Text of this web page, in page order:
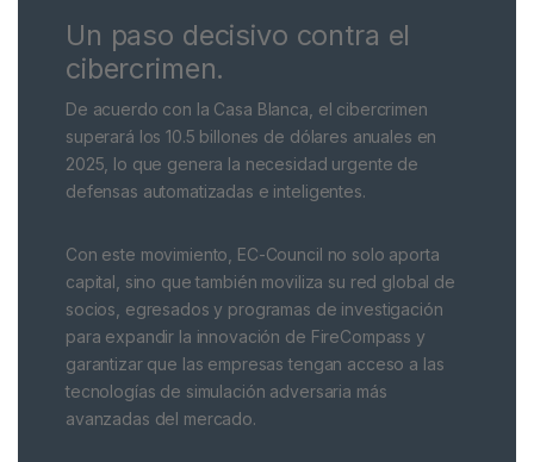
Un paso decisivo contra el
cibercrimen.
De acuerdo con la Casa Blanca, el cibercrimen
superará los 10.5 billones de dólares anuales en
2025, lo que genera la necesidad urgente de
defensas automatizadas e inteligentes.
Con este movimiento, EC-Council no solo aporta
capital, sino que también moviliza su red global de
socios, egresados y programas de investigación
para expandir la innovación de FireCompass y
garantizar que las empresas tengan acceso a las
tecnologías de simulación adversaria más
avanzadas del mercado.